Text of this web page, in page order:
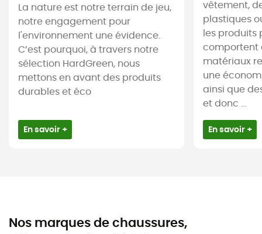
La nature est notre terrain de jeu,
notre engagement pour
l'environnement une évidence.
C’est pourquoi, à travers notre
sélection HardGreen, nous
mettons en avant des produits
durables et éco
En savoir +
vêtement,
plastiques
les produits
comportent
matériaux
une
ainsi que
et donc ...
En savoir +
Nos marques de chaussures,